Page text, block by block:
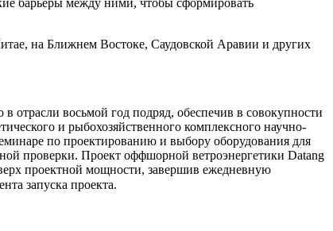
барьеры между ними, чтобы сформировать
на Ближнем Востоке, Саудовской Аравии и других
отрасли восьмой год подряд, обеспечив в совокупности
и рыбохозяйственного комплексного научно-
по проектированию и выбору оборудования для
проверки. Проект оффшорной ветроэнергетики Datang
проектной мощности, завершив ежедневную
запуска проекта.